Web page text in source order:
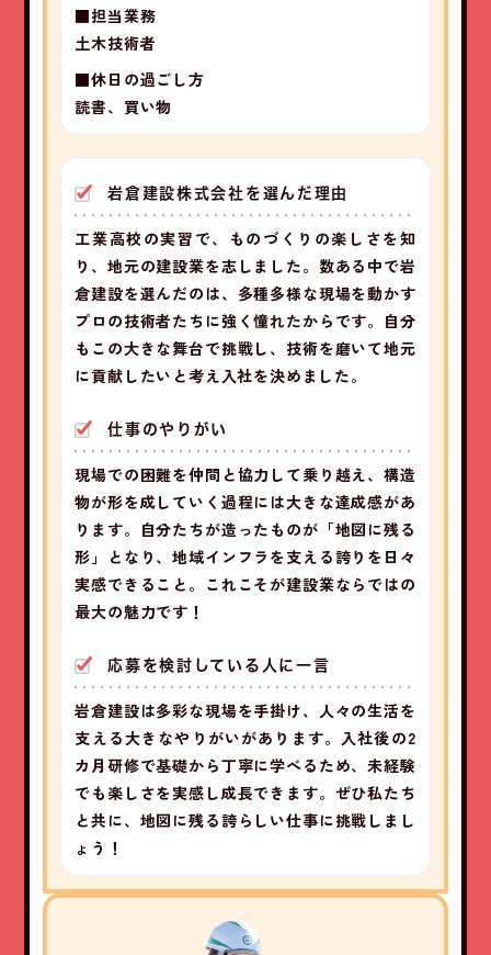
■担当業務
土木技術者
■休日の過ごし方
読書、買い物
岩倉建設株式会社を選んだ理由
工業高校の実習で、ものづくりの楽しさを知
り、地元の建設業を志しました。数ある中で岩
倉建設を選んだのは、多種多様な現場を動かす
プロの技術者たちに強く憧れたからです。自分
もこの大きな舞台で挑戦し、技術を磨いて地元
に貢献したいと考え入社を決めました。
仕事のやりがい
現場での困難を仲間と協力して乗り越え、構造
物が形を成していく過程には大きな達成感があ
ります。自分たちが造ったものが「地図に残る
形」となり、地域インフラを支える誇りを日々
実感できること。これこそが建設業ならではの
最大の魅力です！
応募を検討している人に一言
岩倉建設は多彩な現場を手掛け、人々の生活を
支える大きなやりがいがあります。入社後の2
カ月研修で基礎から丁寧に学べるため、未経験
でも楽しさを実感し成長できます。ぜひ私たち
と共に、地図に残る誇らしい仕事に挑戦しまし
ょう！